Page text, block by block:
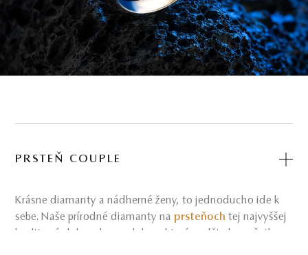
PRSTEŇ COUPLE
Krásne diamanty a nádherné ženy, to jednoducho ide k
sebe. Naše prírodné diamanty na prsteňoch tej najvyššej
kvality sú dokonalou ozdobou, ktorá podčiarkne všetky